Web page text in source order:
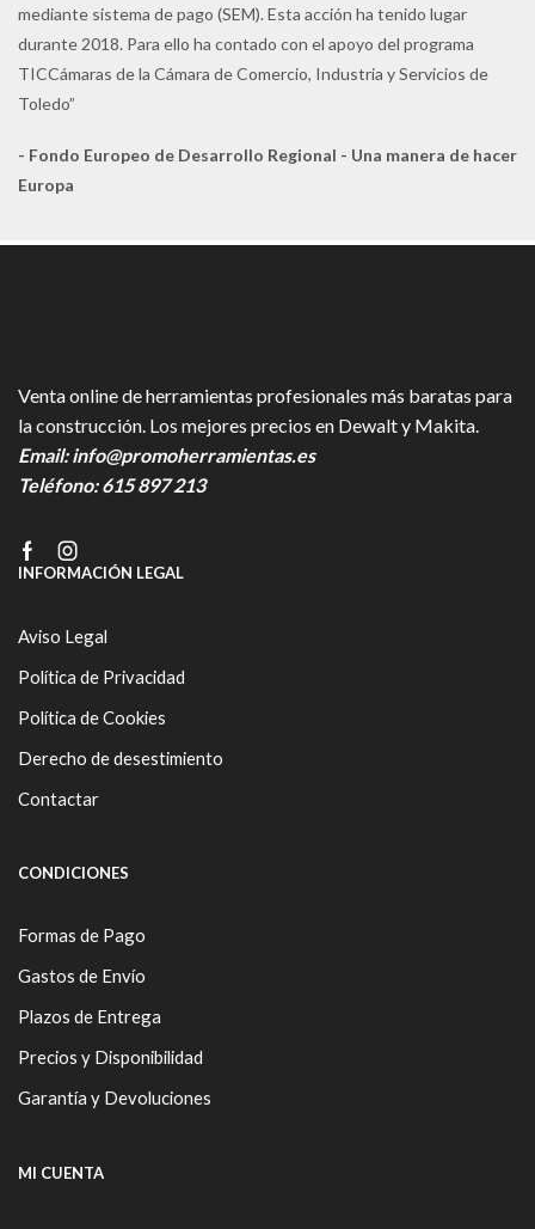
mediante sistema de pago (SEM). Esta acción ha tenido lugar
durante 2018. Para ello ha contado con el apoyo del programa
TICCámaras de la Cámara de Comercio, Industria y Servicios de
Toledo”
- Fondo Europeo de Desarrollo Regional - Una manera de hacer
Europa
Venta online de herramientas profesionales más baratas para
la construcción. Los mejores precios en Dewalt y Makita.
Email:info@promoherramientas.es
Teléfono:615 897 213
FacebookInstagram
INFORMACIÓN LEGAL
Aviso Legal
Política de Privacidad
Política de Cookies
Derecho de desestimiento
Contactar
CONDICIONES
Formas de Pago
Gastos de Envío
Plazos de Entrega
Precios y Disponibilidad
Garantía y Devoluciones
MI CUENTA